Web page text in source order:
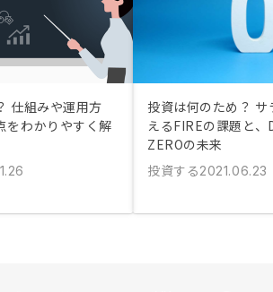
仕組みや運用方
をわかりやすく解
投資は何のため？
えるFIREの課題と
ZEROの未来
投資する2021.06.23